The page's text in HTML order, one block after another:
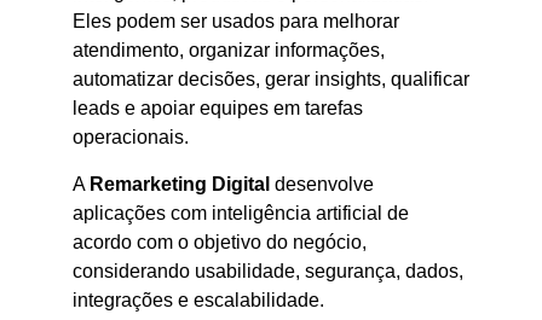
Eles podem ser usados para melhorar
atendimento, organizar informações,
automatizar decisões, gerar insights, qualificar
leads e apoiar equipes em tarefas
operacionais.
A Remarketing Digital desenvolve
aplicações com inteligência artificial de
acordo com o objetivo do negócio,
considerando usabilidade, segurança, dados,
integrações e escalabilidade.